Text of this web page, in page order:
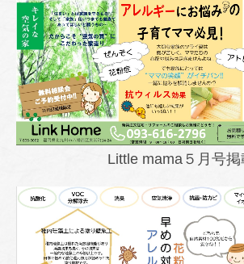
Little mama５月号掲